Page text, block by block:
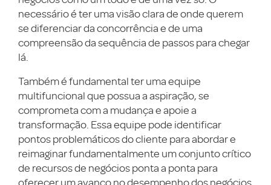
necessário é ter uma visão clara de onde querem
se diferenciar da concorrência e de uma
compreensão da sequência de passos para chegar
lá.
Também é fundamental ter uma equipe
multifuncional que possua a aspiração, se
comprometa com a mudança e apoie a
transformação. Essa equipe pode identificar
pontos problemáticos do cliente para abordar e
reimaginar fundamentalmente um conjunto crítico
de recursos de negócios ponta a ponta para
oferecer um avanço no desempenho dos negócios